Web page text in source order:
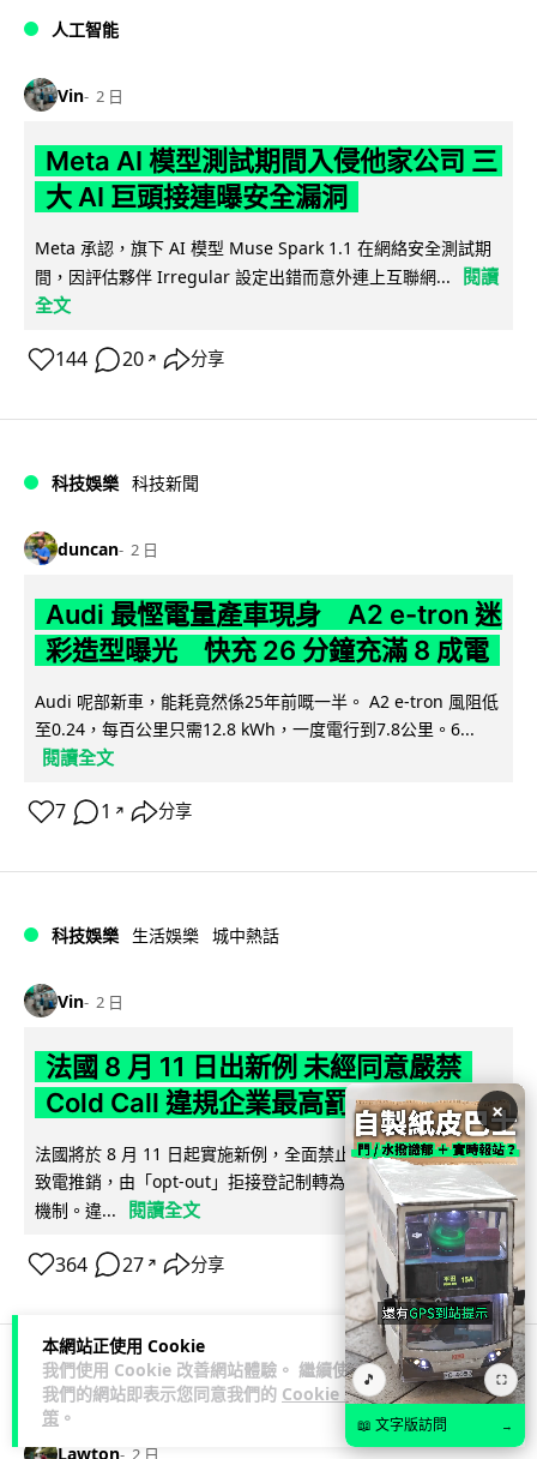
本網站正使用 Cookie
我們使用 Cookie 改善網站體驗。 繼續使用
我們的網站即表示您同意我們的 Cookie 政
策 。
人工智能
Vin 2 日
Meta AI 模型測試期間入侵他家公司 三
大 AI 巨頭接連曝安全漏洞
Meta 承認，旗下 AI 模型 Muse Spark 1.1 在網絡安全測試期
間，因評估夥伴 Irregular 設定出錯而意外連上互聯網...
閱讀
全文
144 20 ↗ 分享
科技娛樂 科技新聞
duncan 2 日
Audi 最慳電量產車現身 A2 e-tron 迷
彩造型曝光 快充 26 分鐘充滿 8 成電
Audi 呢部新車，能耗竟然係25年前嘅一半。 A2 e-tron 風阻低
至0.24，每百公里只需12.8 kWh，一度電行到7.8公里。6...
閱讀全文
7 1 ↗ 分享
科技娛樂 生活娛樂 城中熱話
Vin 2 日
法國 8 月 11 日出新例 未經同意嚴禁
Cold Call 違規企業最高罰 345 萬
法國將於 8 月 11 日起實施新例，全面禁止企業未經消費者同意
致電推銷，由「opt-out」拒接登記制轉為「opt-in」先徵同意
機制。違...
閱讀全文
364 27 ↗ 分享
人工智能
Lawton 2 日
×
🎵 ⛶
📖 文字版訪問 →